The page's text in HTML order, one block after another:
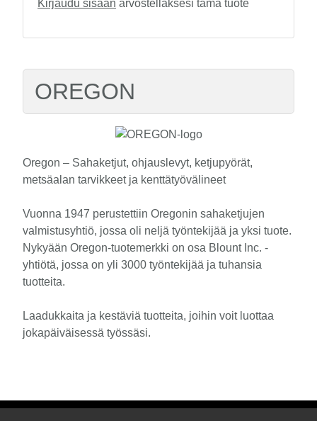
Kirjaudu sisään arvostellaksesi tämä tuote
OREGON
Oregon – Sahaketjut, ohjauslevyt, ketjupyörät,
metsäalan tarvikkeet ja kenttätyövälineet
Vuonna 1947 perustettiin Oregonin sahaketjujen
valmistusyhtiö, jossa oli neljä työntekijää ja yksi tuote.
Nykyään Oregon-tuotemerkki on osa Blount Inc. -
yhtiötä, jossa on yli 3000 työntekijää ja tuhansia
tuotteita.
Laadukkaita ja kestäviä tuotteita, joihin voit luottaa
jokapäiväisessä työssäsi.